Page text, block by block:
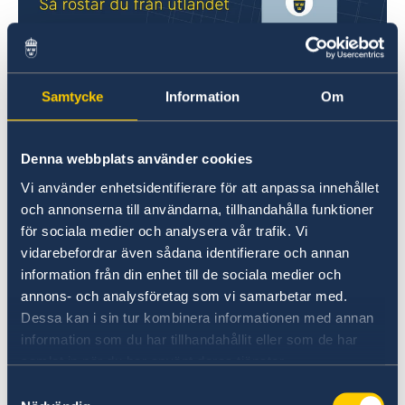
Samtycke Information Om
Denna webbplats använder cookies
Vi använder enhetsidentifierare för att anpassa innehållet
och annonserna till användarna, tillhandahålla funktioner
för sociala medier och analysera vår trafik. Vi
vidarebefordrar även sådana identifierare och annan
information från din enhet till de sociala medier och
annons- och analysföretag som vi samarbetar med.
Dessa kan i sin tur kombinera informationen med annan
information som du har tillhandahållit eller som de har
samlat in när du har använt deras tjänster.
Val 2026
Rösta i Estland
Anmäl din utlandsvistelse
Om du vill att UD eller ambassaden ska kunna